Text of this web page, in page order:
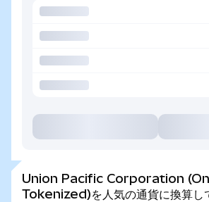
Union Pacific Corporation
Tokenized)を人気の通貨に換算し